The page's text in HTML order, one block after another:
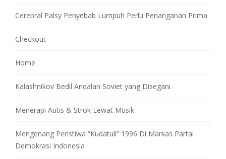
Cerebral Palsy Penyebab Lumpuh Perlu Penanganan Prima
Checkout
Home
Kalashnikov Bedil Andalan Soviet yang Disegani
Menerapi Autis & Strok Lewat Musik
Mengenang Peristiwa “Kudatuli” 1996 Di Markas Partai
Demokrasi Indonesia